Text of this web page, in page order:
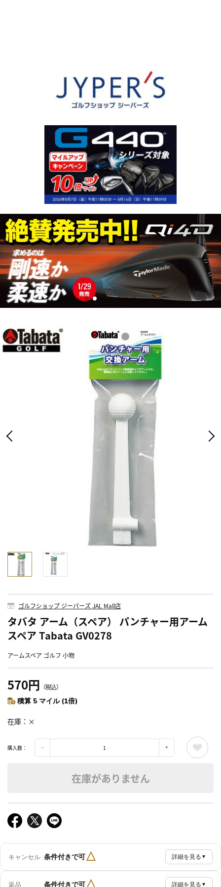
ゴルフショップ ジーパーズ JAL Mall店
タバタ アーム（スペア） パンチャー用アーム
スペア Tabata GV0278
アームスペア ゴルフ 小物
570円 （税込）
積算 5 マイル (1倍)
在庫 ×
購入数：
在庫がありません
キャンセル 条件付きで可△ 詳細を見る ▼
返品 条件付きで可△ 詳細を見る ▼